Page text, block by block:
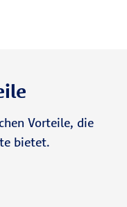
Vorteile, die
bietet.